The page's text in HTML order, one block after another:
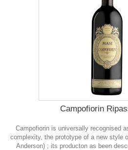
Campofiorin
Campofiorin is universally recognised
complexity, the prototype of a new style
Anderson) ; its producton as been